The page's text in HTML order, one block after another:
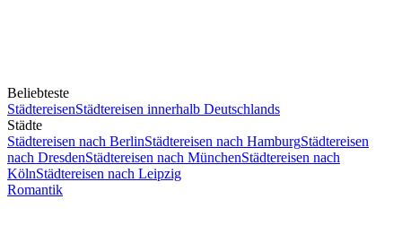
Beliebteste
StädtereisenStädtereisen innerhalb Deutschlands
Städte
Städtereisen nach BerlinStädtereisen nach HamburgStädtereisen
nach DresdenStädtereisen nach MünchenStädtereisen nach
KölnStädtereisen nach Leipzig
Romantik